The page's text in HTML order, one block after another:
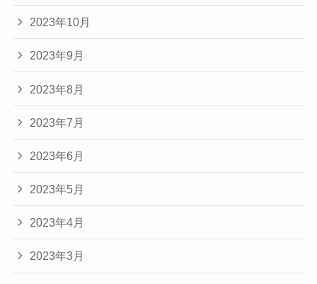
2023年10月
2023年9月
2023年8月
2023年7月
2023年6月
2023年5月
2023年4月
2023年3月